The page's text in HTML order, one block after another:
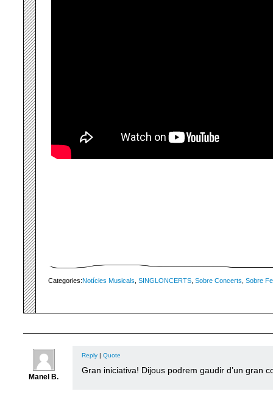
Categories:Notícies Musicals SINGLONCERTS Sobre Concerts Sobre
Manel B.
Reply | Quote
Gran iniciativa! Dijous podrem gaudir d’un gran